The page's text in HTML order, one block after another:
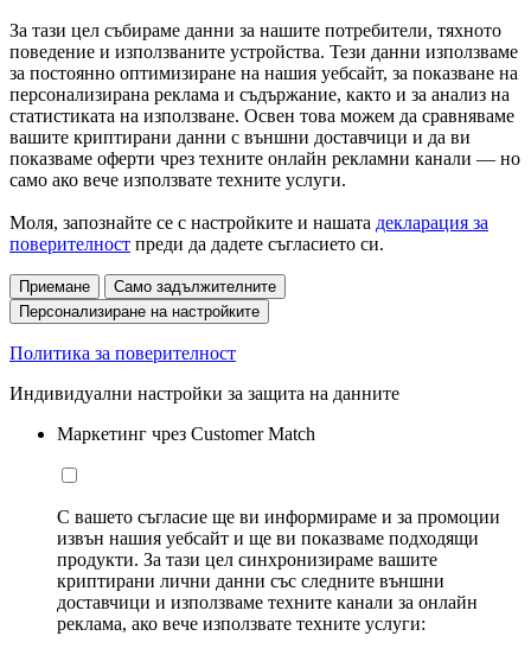
За тази цел събираме данни за нашите потребители, тяхното
поведение и използваните устройства. Тези данни използваме
за постоянно оптимизиране на нашия уебсайт, за показване на
персонализирана реклама и съдържание, както и за анализ на
статистиката на използване. Освен това можем да сравняваме
вашите криптирани данни с външни доставчици и да ви
показваме оферти чрез техните онлайн рекламни канали — но
само ако вече използвате техните услуги.
Моля, запознайте се с настройките и нашата декларация за
поверителност преди да дадете съгласието си.
Приемане
Само задължителните
Персонализиране на настройките
Политика за поверителност
Индивидуални настройки за защита на данните
Маркетинг чрез Customer Match
С вашето съгласие ще ви информираме и за промоции
извън нашия уебсайт и ще ви показваме подходящи
продукти. За тази цел синхронизираме вашите
криптирани лични данни със следните външни
доставчици и използваме техните канали за онлайн
реклама, ако вече използвате техните услуги: